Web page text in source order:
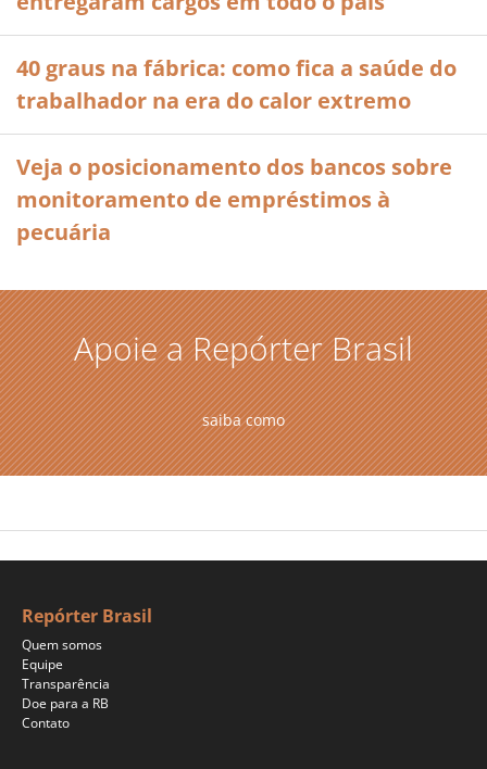
40 graus na fábrica: como fica a saúde do
trabalhador na era do calor extremo
Veja o posicionamento dos bancos sobre
monitoramento de empréstimos à
pecuária
Apoie a Repórter Brasil
saiba como
Repórter Brasil
Quem somos
Equipe
Transparência
Doe para a RB
Contato